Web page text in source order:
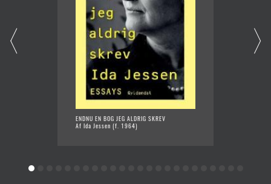
ENDNU EN BOG JEG ALDRIG SKREV
Af Ida Jessen (f. 1964)